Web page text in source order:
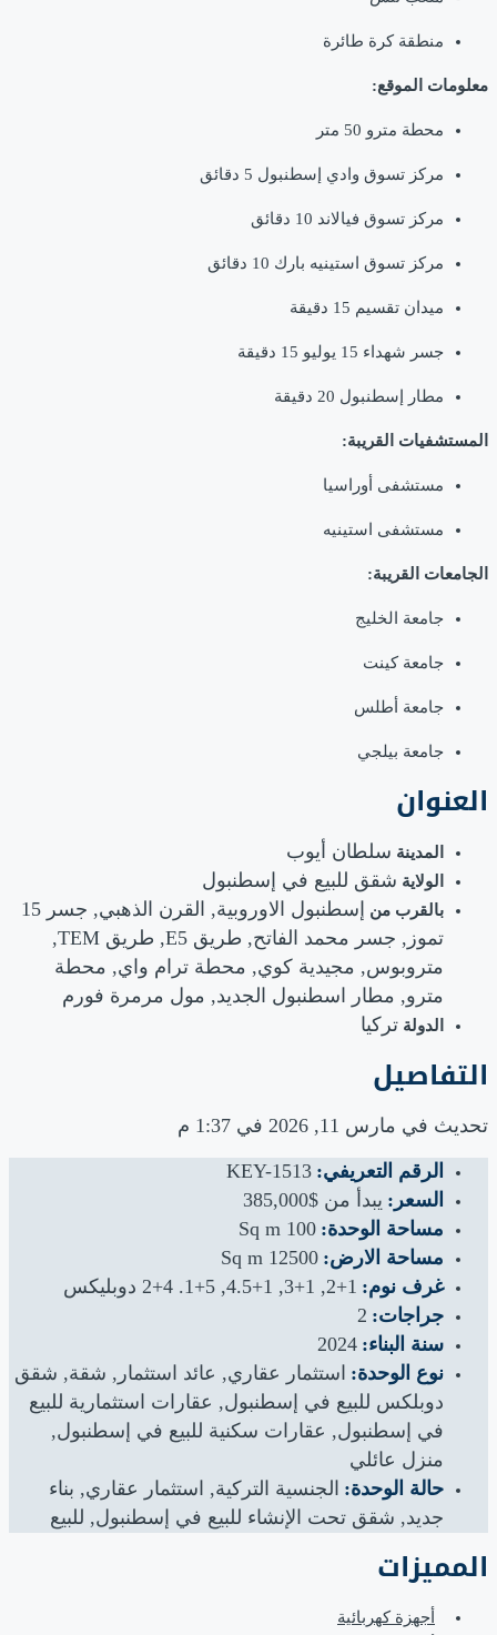
منطقة كرة طائرة
معلومات الموقع:
محطة مترو 50 متر
مركز تسوق وادي إسطنبول 5 دقائق
مركز تسوق فيالاند 10 دقائق
مركز تسوق استينيه بارك 10 دقائق
ميدان تقسيم 15 دقيقة
جسر شهداء 15 يوليو 15 دقيقة
مطار إسطنبول 20 دقيقة
المستشفيات القريبة:
مستشفى أوراسيا
مستشفى استينيه
الجامعات القريبة:
جامعة الخليج
جامعة كينت
جامعة أطلس
جامعة بيلجي
العنوان
المدينة سلطان أيوب
الولاية شقق للبيع في إسطنبول
بالقرب من
إسطنبول الاوروبية, القرن الذهبي, جسر 15
تموز, جسر محمد الفاتح, طريق E5, طريق TEM,
متروبوس, مجيدية كوي, محطة ترام واي, محطة
مترو, مطار اسطنبول الجديد, مول مرمرة فورم
الدولة تركيا
التفاصيل
تحديث في مارس 11, 2026 في 1:37 م
الرقم التعريفي: KEY-1513
السعر: يبدأ من $385,000
مساحة الوحدة: 100 Sq m
مساحة الارض: 12500 Sq m
غرف نوم: 1+2, 1+3, 1+4.5, 5+1. 4+2 دوبليكس
جراجات: 2
سنة البناء: 2024
نوع الوحدة: استثمار عقاري, عائد استثمار, شقة, شقق
دوبلكس للبيع في إسطنبول, عقارات استثمارية للبيع
في إسطنبول, عقارات سكنية للبيع في إسطنبول,
منزل عائلي
حالة الوحدة: الجنسية التركية, استثمار عقاري, بناء
جديد, شقق تحت الإنشاء للبيع في إسطنبول, للبيع
المميزات
أجهزة كهربائية